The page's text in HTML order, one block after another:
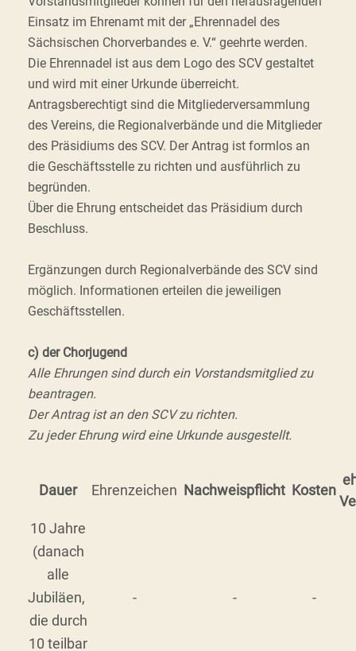
Einsatz im Ehrenamt mit der „Ehrennadel des
Sächsischen Chorverbandes e. V.“ geehrte werden.
Die Ehrennadel ist aus dem Logo des SCV gestaltet
und wird mit einer Urkunde überreicht.
Antragsberechtigt sind die Mitgliederversammlung
des Vereins, die Regionalverbände und die Mitglieder
des Präsidiums des SCV. Der Antrag ist formlos an
die Geschäftsstelle zu richten und ausführlich zu
begründen.
Über die Ehrung entscheidet das Präsidium durch
Beschluss.
Ergänzungen durch Regionalverbände des SCV sind
möglich. Informationen erteilen die jeweiligen
Geschäftsstellen.
c) der Chorjugend
Alle Ehrungen sind durch ein Vorstandsmitglied zu
beantragen.
Der Antrag ist an den SCV zu richten.
Zu jeder Ehrung wird eine Urkunde ausgestellt.
Dauer Ehrenzeichen Nachweispflicht Kosten
10 Jahre
(danach
alle
Jubiläen,
die durch
10 teilbar
- - -